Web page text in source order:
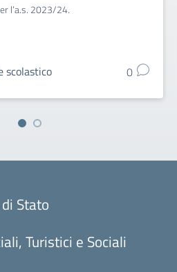
l’a.s. 2023/24.
scolastico 0
Stato
Turistici e Sociali